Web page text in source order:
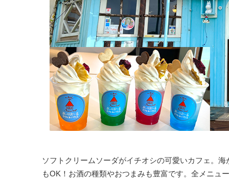
ソフトクリームソーダがイチオシの可愛いカフェ。
もOK！お酒の種類やおつまみも豊富です。全メニ